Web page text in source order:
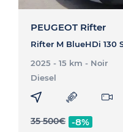
PEUGEOT Rifter
2025 - 15 km - Noir
Diesel
35 500€ -8%